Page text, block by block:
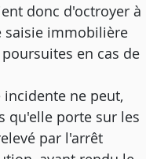
donc d'octroyer à
saisie immobilière
en cas de
incidente ne peut,
qu'elle porte sur les
par l'arrêt